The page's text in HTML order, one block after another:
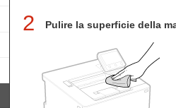
2 Pulire la superficie della